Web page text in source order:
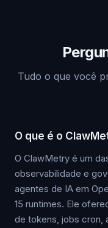
Tudo o que você
O que é o
O ClawMetry é um
observabilidade e
agentes de IA em
15 runtimes. Ele
de tokens, jobs cron,